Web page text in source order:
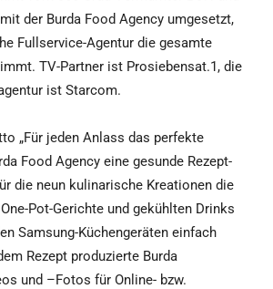
der Burda Food Agency umgesetzt,
Fullservice-Agentur die gesamte
TV-Partner ist Prosiebensat.1, die
ist Starcom.
„Für jeden Anlass das perfekte
Food Agency eine gesunde Rezept-
die neun kulinarische Kreationen die
Pot-Gerichte und gekühlten Drinks
Samsung-Küchengeräten einfach
Rezept produzierte Burda
und –Fotos für Online- bzw.